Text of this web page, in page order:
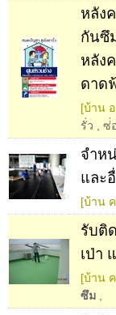
หลัง
กันซึ
หลัง
ดาด
[บ้าน
รั่ว
ซ่่
จำห
และ
[บ้าน
รับติ
เป่า
[บ้าน
ซึม